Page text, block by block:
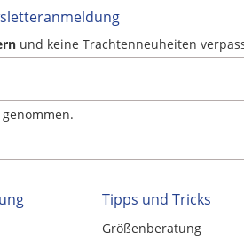
und keine Trachtenneuheiten
Tipps und Tricks
Größenberatung